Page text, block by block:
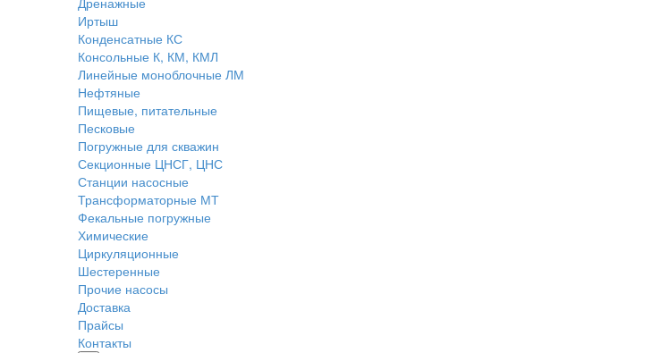
Иртыш
Конденсатные КС
Консольные К, КМ, КМЛ
Линейные моноблочные ЛМ
Нефтяные
Пищевые, питательные
Песковые
Погружные для скважин
Секционные ЦНСГ, ЦНС
Станции насосные
Трансформаторные МТ
Фекальные погружные
Химические
Циркуляционные
Шестеренные
Прочие насосы
Доставка
Прайсы
Контакты